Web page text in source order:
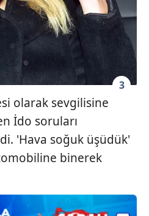
ve sizlere yönelik
yapılması, amaçlarıyla
kullanılacaktır.
aşağıda yer alan panel
Çerezlere ilişkin detaylı bilgi
Çerez Bilgilendirme
Korunması Kanunu uyarınca
okumak ve sitemizde
kullanılan çerezlerle ilgili bilgi
3
olarak sevgilisine
İdo soruları
'Hava soğuk üşüdük'
binerek